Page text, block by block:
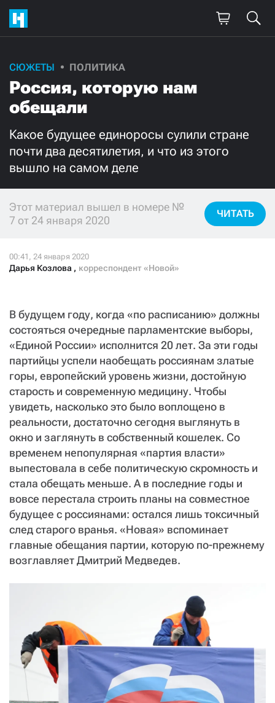
СЮЖЕТЫ ПОЛИТИКА
Россия, которую нам
обещали
Какое будущее единоросы сулили стране
почти два десятилетия, и что из этого
вышло на самом деле
Этот материал вышел в номере №
7 от 24 января 2020
ЧИТАТЬ
Дарья Козлова , корреспондент «Новой»
В будущем году, когда «по расписанию» должны
состояться очередные парламентские выборы,
«Единой России» исполнится 20 лет. За эти годы
партийцы успели наобещать россиянам златые
горы, европейский уровень жизни, достойную
старость и современную медицину. Чтобы
увидеть, насколько это было воплощено в
реальности, достаточно сегодня выглянуть в
окно и заглянуть в собственный кошелек. Со
временем непопулярная «партия власти»
выпестовала в себе политическую скромность и
стала обещать меньше. А в последние годы и
вовсе перестала строить планы на совместное
будущее с россиянами: остался лишь токсичный
след старого вранья. «Новая» вспоминает
главные обещания партии, которую по-прежнему
возглавляет Дмитрий Медведев.
Поддержите
нашу работу!
Ежемесячно
3000 1000
500 300
Нажимая кнопку «Стать соучастником»,
я принимаю условия и подтверждаю свое гражданство РФ
Если у вас есть вопросы, пишите donate@novayagazeta.ru
звоните:
+7 (929) 612-03-68